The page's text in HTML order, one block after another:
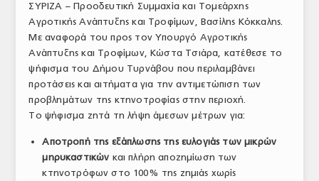
ΕΜΠΟΡΙΚΟΙ ΑΝΤΙΠΡΟΣΩΠΟΙ
ΝΟΜΟΘΕΣΙΑ
ΕΛΛΗΝΙΚΗ ΝΟΜΟΘΕΣΙΑ
ΕΥΡΩΠΑΪΚΗ ΝΟΜΟΘΕΣΙΑ
Profile
ΣΥΡΙΖΑ – Προοδευτική Συμμαχία και Τομεάρχης
Αγροτικής Ανάπτυξης και Τροφίμων, Βασίλης Κόκκαλης.
Με αναφορά του προς τον Υπουργό Αγροτικής
Ανάπτυξης και Τροφίμων, Κώστα Τσιάρα, κατέθεσε το
ψήφισμα του Δήμου Τυρνάβου που περιλαμβάνει
προτάσεις και αιτήματα για την αντιμετώπιση των
προβλημάτων της κτηνοτροφίας στην περιοχή.
Το ψήφισμα ζητά τη λήψη άμεσων μέτρων για:
Αποτροπή της εξάπλωσης της ευλογιάς των μικρών
μηρυκαστικών και πλήρη αποζημίωση των
κτηνοτρόφων στο 100% της ζημιάς χωρίς